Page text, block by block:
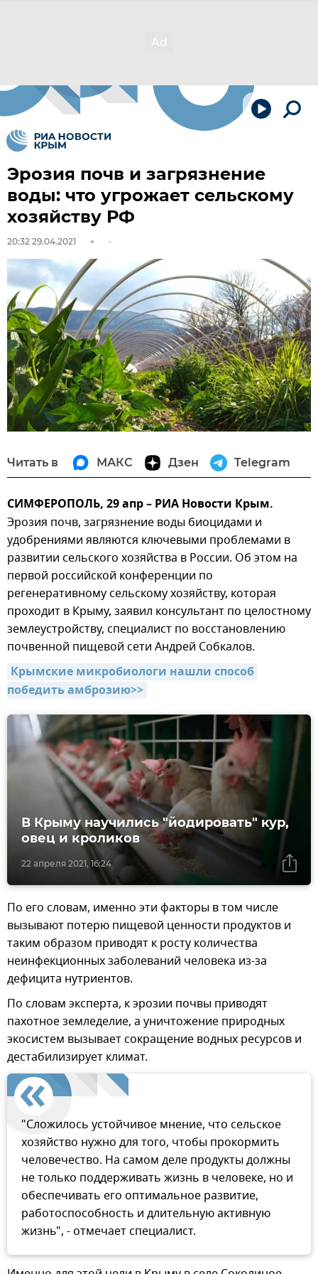
Эрозия почв и загрязнение
воды: что угрожает сельскому
хозяйству РФ
20:32 29.04.2021
Читать в МАКС Дзен Telegram
СИМФЕРОПОЛЬ, 29 апр – РИА Новости Крым.
Эрозия почв, загрязнение воды биоцидами и
удобрениями являются ключевыми проблемами в
развитии сельского хозяйства в России. Об этом на
первой российской конференции по
регенеративному сельскому хозяйству, которая
проходит в Крыму, заявил консультант по целостному
землеустройству, специалист по восстановлению
почвенной пищевой сети Андрей Собкалов.
Крымские микробиологи нашли способ
победить амброзию>>
22 апреля 2021, 16:24
В Крыму научились "йодировать" кур,
овец и кроликов
По его словам, именно эти факторы в том числе
вызывают потерю пищевой ценности продуктов и
таким образом приводят к росту количества
неинфекционных заболеваний человека из-за
дефицита нутриентов.
По словам эксперта, к эрозии почвы приводят
пахотное земледелие, а уничтожение природных
экосистем вызывает сокращение водных ресурсов и
дестабилизирует климат.
"Сложилось устойчивое мнение, что сельское
хозяйство нужно для того, чтобы прокормить
человечество. На самом деле продукты должны
не только поддерживать жизнь в человеке, но и
обеспечивать его оптимальное развитие,
работоспособность и длительную активную
жизнь", - отмечает специалист.